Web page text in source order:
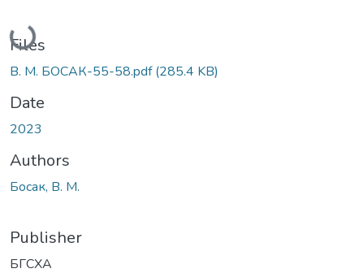
Loading...
Files
В. М. БОСАК-55-58.pdf(285.4 KB)
Date
2023
Authors
Босак, В. М.
Publisher
БГСХА